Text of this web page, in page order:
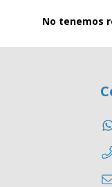
No tenemos